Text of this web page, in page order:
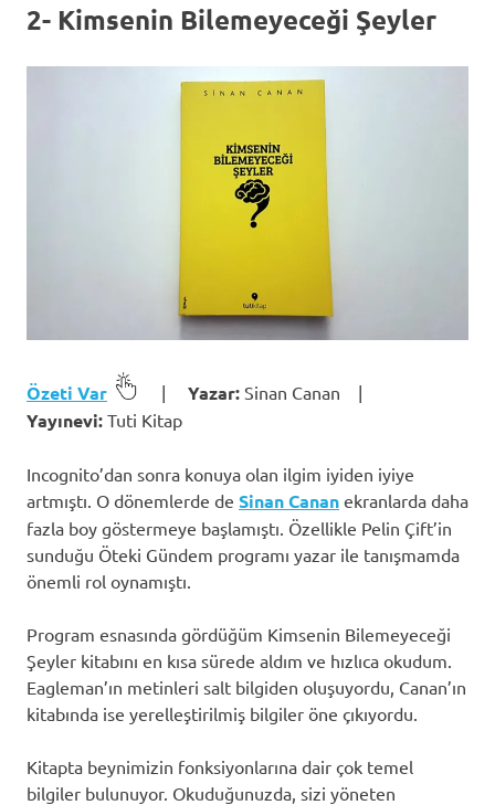
2- Kimsenin Bilemeyeceği Şeyler
Özeti Var | Yazar: Sinan Canan |
Yayınevi: Tuti Kitap
Incognito’dan sonra konuya olan ilgim iyiden iyiye
artmıştı. O dönemlerde de Sinan Canan ekranlarda daha
fazla boy göstermeye başlamıştı. Özellikle Pelin Çift’in
sunduğu Öteki Gündem programı yazar ile tanışmamda
önemli rol oynamıştı.
Program esnasında gördüğüm Kimsenin Bilemeyeceği
Şeyler kitabını en kısa sürede aldım ve hızlıca okudum.
Eagleman’ın metinleri salt bilgiden oluşuyordu, Canan’ın
kitabında ise yerelleştirilmiş bilgiler öne çıkıyordu.
Kitapta beynimizin fonksiyonlarına dair çok temel
bilgiler bulunuyor. Okuduğunuzda, sizi yöneten